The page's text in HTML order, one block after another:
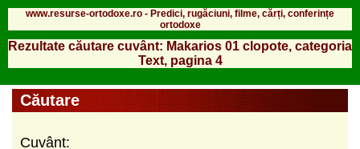
www.resurse-ortodoxe.ro - Predici, rugăciuni, filme, cărți, conferințe
ortodoxe
Rezultate căutare cuvânt: Makarios 01 clopote, categoria
Text, pagina 4
Căutare
Cuvânt: